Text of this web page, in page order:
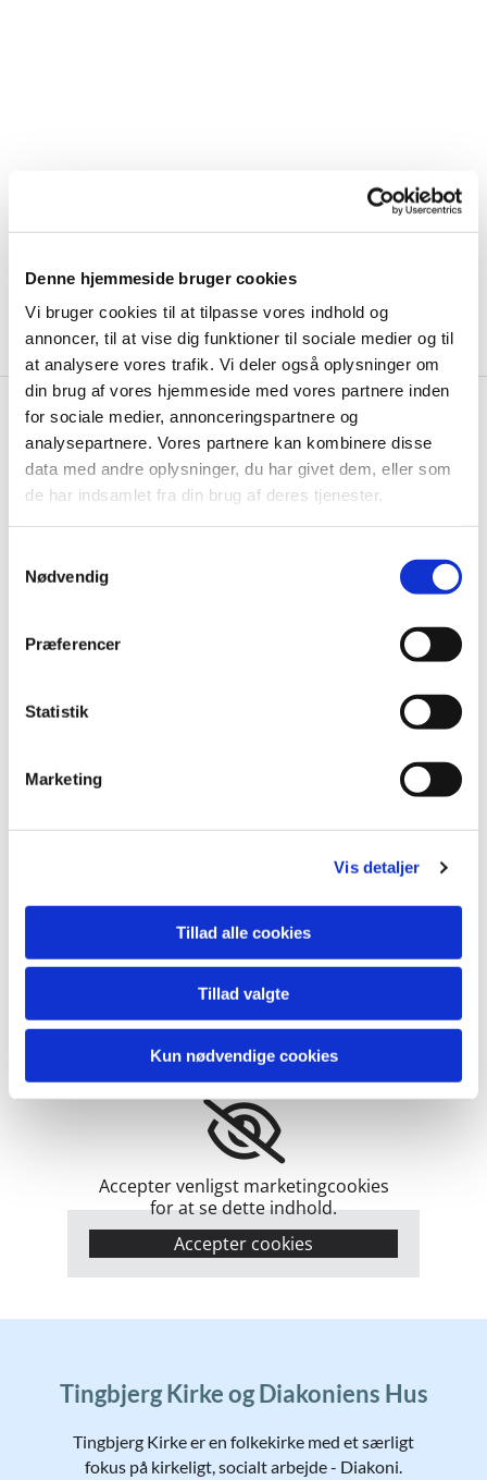
Denne hjemmeside bruger cookies
Vi bruger cookies til at tilpasse vores indhold og
annoncer, til at vise dig funktioner til sociale medier og til
at analysere vores trafik. Vi deler også oplysninger om
din brug af vores hjemmeside med vores partnere inden
for sociale medier, annonceringspartnere og
analysepartnere. Vores partnere kan kombinere disse
data med andre oplysninger, du har givet dem, eller som
de har indsamlet fra din brug af deres tjenester.
Nødvendig
Præferencer
Statistik
Marketing
Vis detaljer
Tillad alle cookies
Tillad valgte
Kun nødvendige cookies
Diakoniens Hus
Følg os på Facebook
Accepter venligst marketingcookies
for at se dette indhold.
Accepter cookies
Tingbjerg Kirke og Diakoniens Hus
Tingbjerg Kirke er en folkekirke med et særligt
fokus på kirkeligt, socialt arbejde - Diakoni.